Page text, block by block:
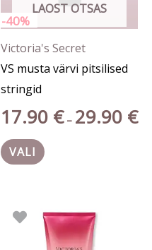
-40%
LAOST OTSAS
Victoria's Secret
VS musta värvi pitsilised
stringid
17.90 € – 29.90 €
VALI
teha
tootelehel.
hind
25.90 €.